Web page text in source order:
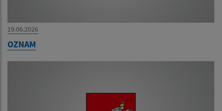
19.06.2026
OZNAM